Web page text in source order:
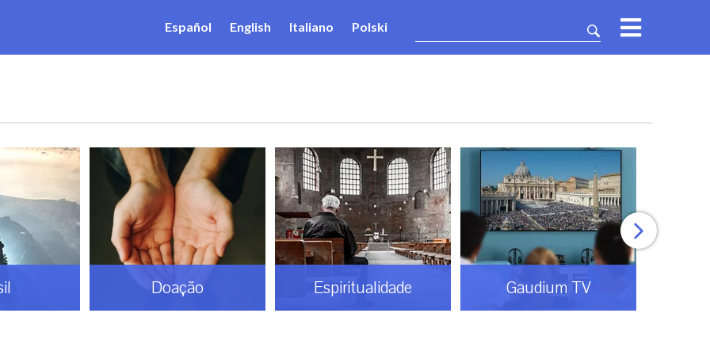
Español English Italiano Polski
TV Mundo Quem somos Roma